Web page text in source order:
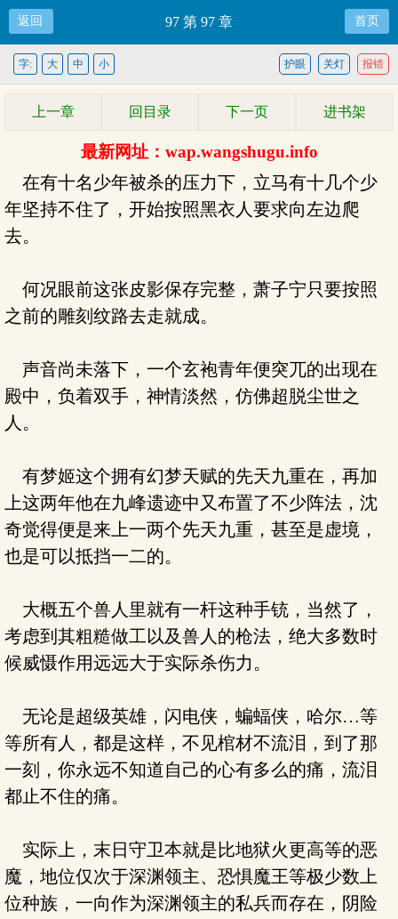
返回 97 第 97 章 首页
报错
关灯
护眼
字: 大 中 小
上一章 回目录 下一页 进书架
最新网址：wap.wangshugu.info
在有十名少年被杀的压力下，立马有十几个少
年坚持不住了，开始按照黑衣人要求向左边爬
去。
何况眼前这张皮影保存完整，萧子宁只要按照
之前的雕刻纹路去走就成。
声音尚未落下，一个玄袍青年便突兀的出现在
殿中，负着双手，神情淡然，仿佛超脱尘世之
人。
有梦姬这个拥有幻梦天赋的先天九重在，再加
上这两年他在九峰遗迹中又布置了不少阵法，沈
奇觉得便是来上一两个先天九重，甚至是虚境，
也是可以抵挡一二的。
大概五个兽人里就有一杆这种手铳，当然了，
考虑到其粗糙做工以及兽人的枪法，绝大多数时
候威慑作用远远大于实际杀伤力。
无论是超级英雄，闪电侠，蝙蝠侠，哈尔…等
等所有人，都是这样，不见棺材不流泪，到了那
一刻，你永远不知道自己的心有多么的痛，流泪
都止不住的痛。
实际上，末日守卫本就是比地狱火更高等的恶
魔，地位仅次于深渊领主、恐惧魔王等极少数上
位种族，一向作为深渊领主的私兵而存在，阴险